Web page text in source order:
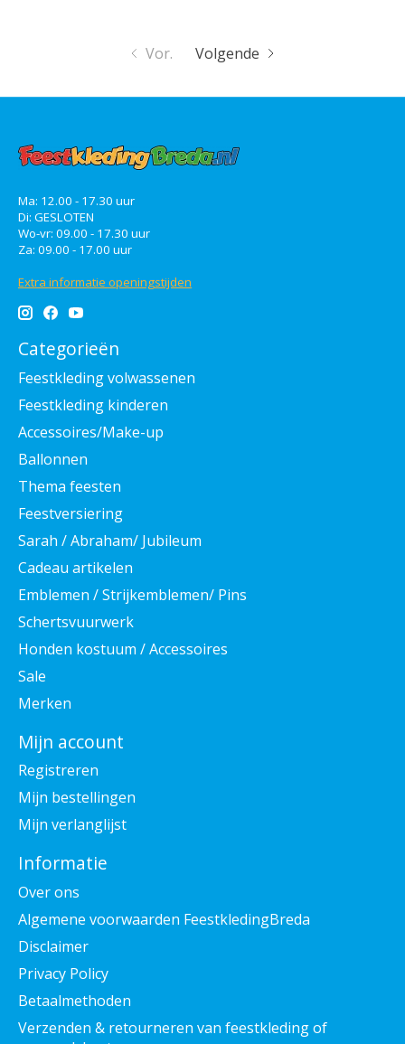
Vor. Volgende
Ma: 12.00 - 17.30 uur
Di: GESLOTEN
Wo-vr: 09.00 - 17.30 uur
Za: 09.00 - 17.00 uur
Extra informatie openingstijden
Categorieën
Feestkleding volwassenen
Feestkleding kinderen
Accessoires/Make-up
Ballonnen
Thema feesten
Feestversiering
Sarah / Abraham/ Jubileum
Cadeau artikelen
Emblemen / Strijkemblemen/ Pins
Schertsvuurwerk
Honden kostuum / Accessoires
Sale
Merken
Mijn account
Registreren
Mijn bestellingen
Mijn verlanglijst
Informatie
Over ons
Algemene voorwaarden FeestkledingBreda
Disclaimer
Privacy Policy
Betaalmethoden
Verzenden & retourneren van feestkleding of